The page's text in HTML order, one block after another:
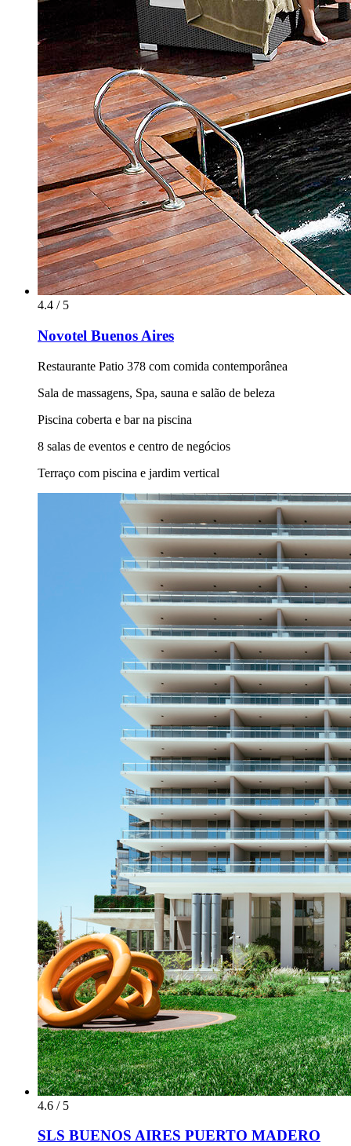
4.4 / 5
Novotel Buenos Aires
Restaurante Patio 378 com comida contemporânea
Sala de massagens, Spa, sauna e salão de beleza
Piscina coberta e bar na piscina
8 salas de eventos e centro de negócios
Terraço com piscina e jardim vertical
4.6 / 5
SLS BUENOS AIRES PUERTO MADERO